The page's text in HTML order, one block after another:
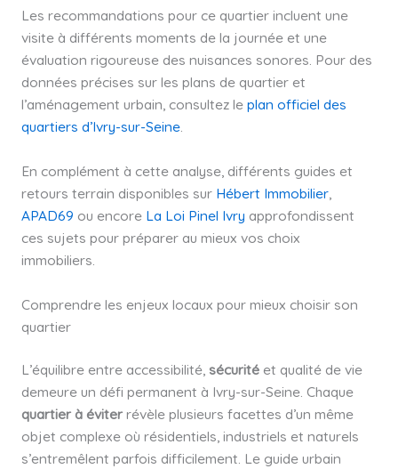
Les recommandations pour ce quartier incluent une
visite à différents moments de la journée et une
évaluation rigoureuse des nuisances sonores. Pour des
données précises sur les plans de quartier et
l’aménagement urbain, consultez le plan officiel des
quartiers d’Ivry-sur-Seine.
En complément à cette analyse, différents guides et
retours terrain disponibles sur Hébert Immobilier,
APAD69 ou encore La Loi Pinel Ivry approfondissent
ces sujets pour préparer au mieux vos choix
immobiliers.
Comprendre les enjeux locaux pour mieux choisir son
quartier
L’équilibre entre accessibilité, sécuritéet qualité de vie
demeure un défi permanent à Ivry-sur-Seine. Chaque
quartier à éviterrévèle plusieurs facettes d’un même
objet complexe où résidentiels, industriels et naturels
s’entremêlent parfois difficilement. Le guide urbain